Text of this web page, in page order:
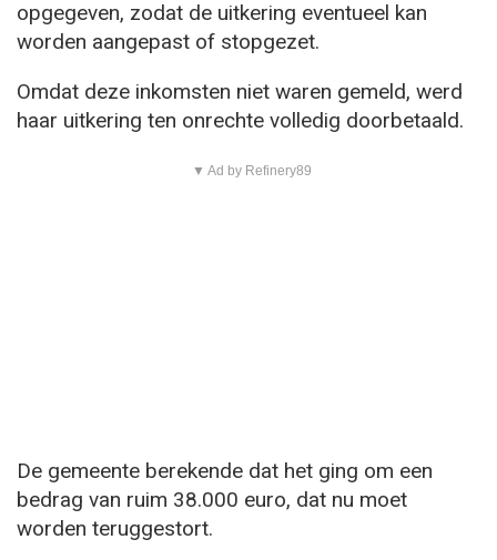
opgegeven, zodat de uitkering eventueel kan
worden aangepast of stopgezet.
Omdat deze inkomsten niet waren gemeld, werd
haar uitkering ten onrechte volledig doorbetaald.
▼ Ad by Refinery89
De gemeente berekende dat het ging om een
bedrag van ruim 38.000 euro, dat nu moet
worden teruggestort.